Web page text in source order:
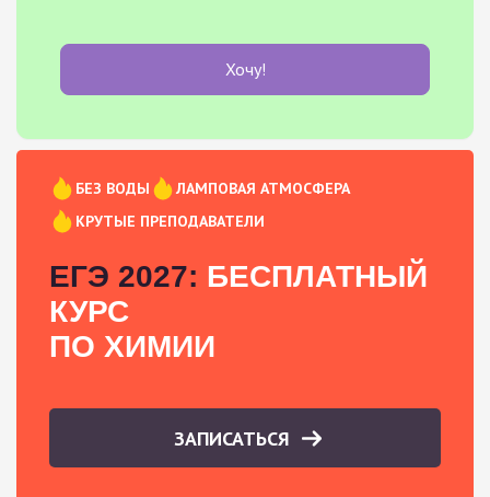
Хочу!
БЕЗ ВОДЫ
ЛАМПОВАЯ АТМОСФЕРА
КРУТЫЕ ПРЕПОДАВАТЕЛИ
ЕГЭ 2027: БЕСПЛАТНЫЙ
КУРС
ПО ХИМИИ
ЗАПИСАТЬСЯ